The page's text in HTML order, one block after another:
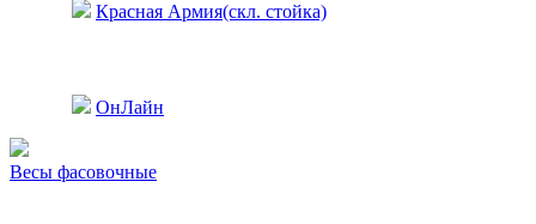
Красная Армия(скл. стойка)
ОнЛайн
Весы фасовочные